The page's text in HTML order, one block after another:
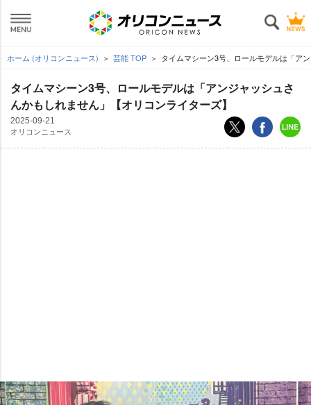
ホーム (オリコンニュース) 芸能 TOP タイムマシーン3号、ロールモデルは「ア
タイムマシーン3号、ロールモデルは「アンジャッシュさ
んかもしれません」【オリコンライターズ】
2025-09-21
オリコンニュース